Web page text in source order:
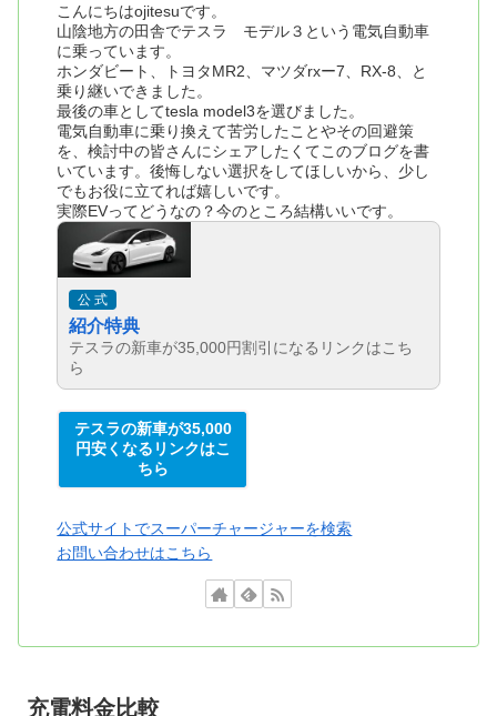
こんにちはojitesuです。
山陰地方の田舎でテスラ モデル３という電気自動車
に乗っています。
ホンダビート、トヨタMR2、マツダrxー7、RX-8、と
乗り継いできました。
最後の車としてtesla model3を選びました。
電気自動車に乗り換えて苦労したことやその回避策
を、検討中の皆さんにシェアしたくてこのブログを書
いています。後悔しない選択をしてほしいから、少し
でもお役に立てれば嬉しいです。
実際EVってどうなの？今のところ結構いいです。
公 式
紹介特典
テスラの新車が35,000円割引になるリンクはこち
ら
テスラの新車が35,000
円安くなるリンクはこ
ちら
公式サイトでスーパーチャージャーを検索
お問い合わせはこちら
充電料金比較